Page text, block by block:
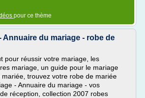
pour ce thème
Annuaire du mariage - robe de
pour réussir votre mariage, les
mariage, un guide pour le mariage
trouvez votre robe de mariée
- Annuaire du mariage - vos
réception, collection 2007 robes